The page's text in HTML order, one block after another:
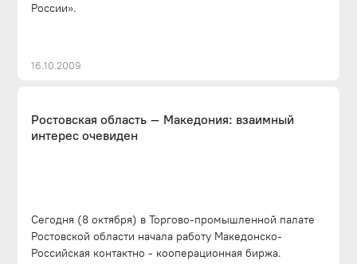
России».
16.10.2009
Ростовская область – Македония: взаимный
интерес очевиден
Сегодня (8 октября) в Торгово-промышленной палате
Ростовской области начала работу Македонско-
Российская контактно - кооперационная биржа.